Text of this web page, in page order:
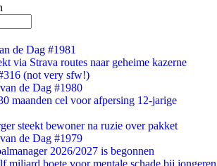
de Dag #1981
via Strava routes naar geheime kazerne
(not very sfw!)
de Dag #1980
maanden cel voor afpersing 12-jarige
steekt bewoner na ruzie over pakket
de Dag #1979
2026/2027 is begonnen
miljard boete voor mentale schade bij jongeren